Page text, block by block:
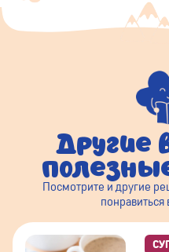
Другие
Посмотрите и другие